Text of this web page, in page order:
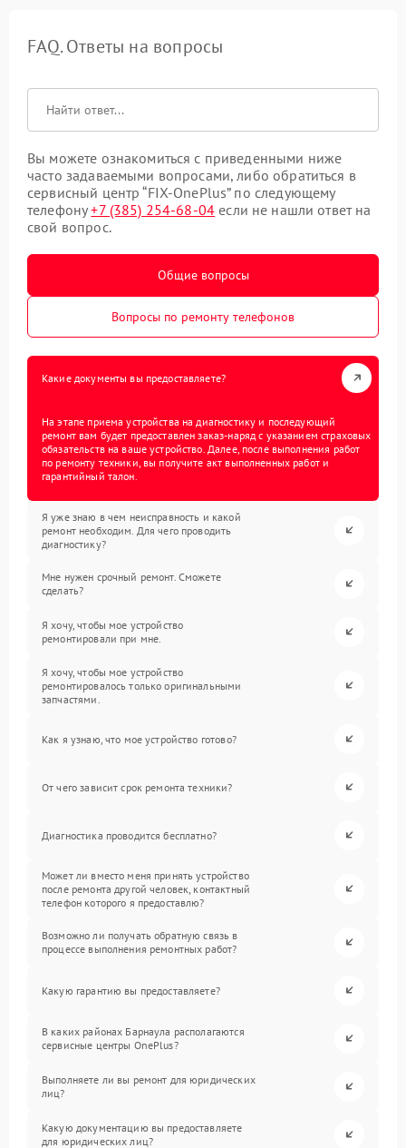
FAQ. Ответы на вопросы
Вы можете ознакомиться с приведенными ниже
часто задаваемыми вопросами, либо обратиться в
сервисный центр “FIX-OnePlus” по следующему
телефону+7 (385) 254-68-04 если не нашли ответ на
свой вопрос.
Общие вопросы
Вопросы по ремонту телефонов
Какие документы вы предоставляете?
На этапе приема устройства на диагностику и последующий
ремонт вам будет предоставлен заказ-наряд с указанием страховых
обязательств на ваше устройство. Далее, после выполнения работ
по ремонту техники, вы получите акт выполненных работ и
гарантийный талон.
Я уже знаю в чем неисправность и какой
ремонт необходим. Для чего проводить
диагностику?
Мне нужен срочный ремонт. Сможете
сделать?
Я хочу, чтобы мое устройство
ремонтировали при мне.
Я хочу, чтобы мое устройство
ремонтировалось только оригинальными
запчастями.
Как я узнаю, что мое устройство готово?
От чего зависит срок ремонта техники?
Диагностика проводится бесплатно?
Может ли вместо меня принять устройство
после ремонта другой человек, контактный
телефон которого я предоставлю?
Возможно ли получать обратную связь в
процессе выполнения ремонтных работ?
Какую гарантию вы предоставляете?
В каких районах Барнаула располагаются
сервисные центры OnePlus?
Выполняете ли вы ремонт для юридических
лиц?
Какую документацию вы предоставляете
для юридических лиц?